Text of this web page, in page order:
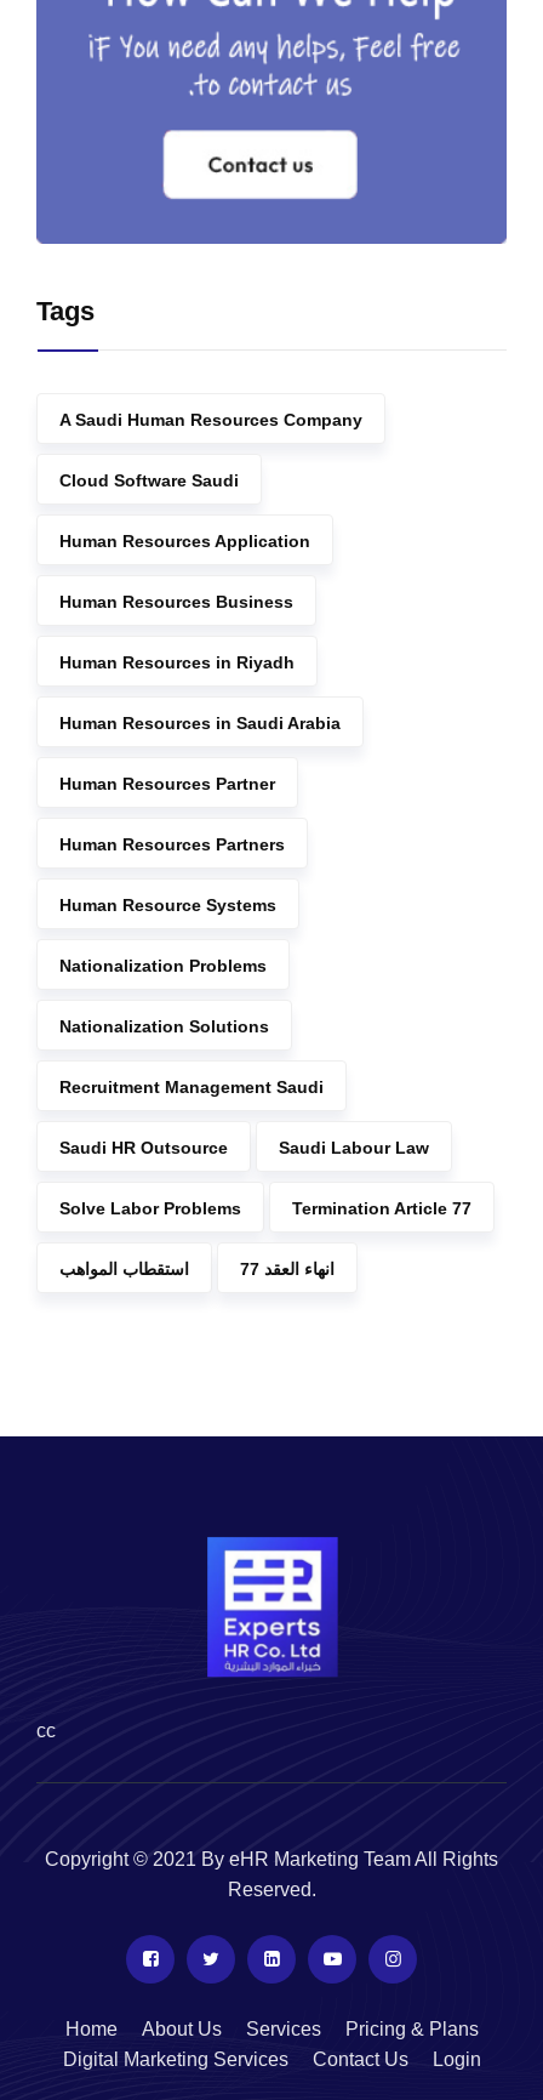
Tags
A Saudi Human Resources Company
Cloud Software Saudi
Human Resources Application
Human Resources Business
Human Resources in Riyadh
Human Resources in Saudi Arabia
Human Resources Partner
Human Resources Partners
Human Resource Systems
Nationalization Problems
Nationalization Solutions
Recruitment Management Saudi
Saudi HR Outsource Saudi Labour Law
Solve Labor Problems Termination Article 77
استقطاب المواهب انهاء العقد 77
cc
Copyright © 2021 By eHR Marketing Team All Rights
Reserved.
Home About Us Services
Pricing & Plans
Digital Marketing Services
Contact Us Login